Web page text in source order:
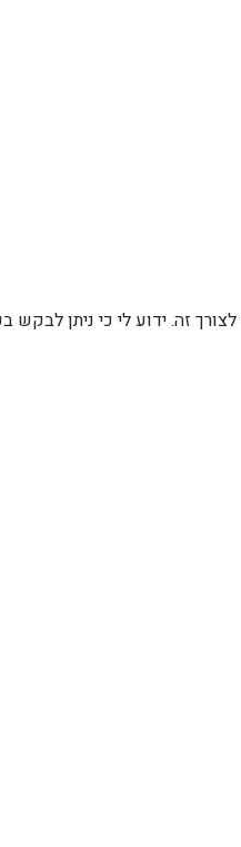
לצורך זה. ידוע לי כי ניתן